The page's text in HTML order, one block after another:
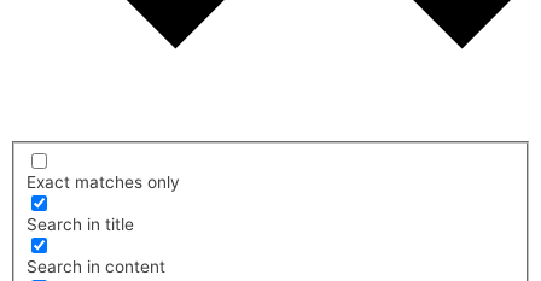
Exact matches only
Search in title
Search in content